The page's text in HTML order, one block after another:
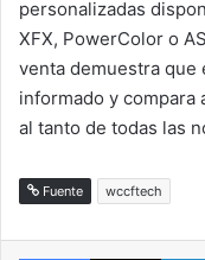
personalizadas
XFX, PowerColor o
venta demuestra que
informado y compara
al tanto de todas las
Fuente wccftech